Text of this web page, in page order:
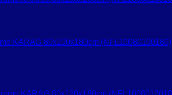
KARAG 80x100x180cm (NFL10080100180)